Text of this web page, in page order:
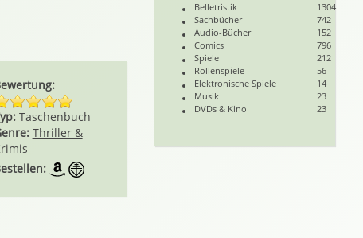
Taschenbuch
Thriller &
Belletristik
1304
Sachbücher
742
Audio-Bücher
152
Comics
796
Spiele
212
Rollenspiele
56
Elektronische Spiele
14
Musik
23
DVDs & Kino
23